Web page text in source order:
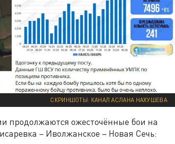
СКРИНШОТЫ: КАНАЛ АСЛАНА НАХУШЕВА
продолжаются ожесточённые бои на
– Иволжанское – Новая Сечь: